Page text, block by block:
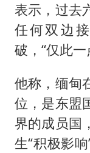
表示，过去
任何双边
破，“仅此一
他称，缅甸
位，是东盟
界的成员国
生“积极影